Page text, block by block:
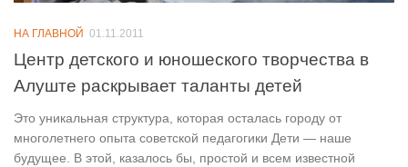
НА ГЛАВНОЙ 01.11.2011
Центр детского и юношеского творчества в
Алуште раскрывает таланты детей
Это уникальная структура, которая осталась городу от
многолетнего опыта советской педагогики Дети — наше
будущее. В этой, казалось бы, простой и всем известной